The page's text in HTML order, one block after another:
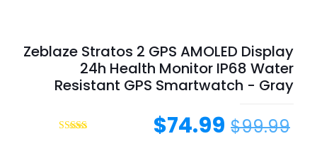
Zeblaze Stratos 2 GPS AMOLED Display
24h Health Monitor IP68 Water
Resistant GPS Smartwatch - Gray
$99.99
$74.99